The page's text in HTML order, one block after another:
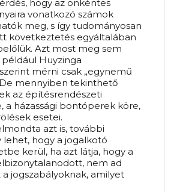
hogy az önkéntes
vonatkozó számok
meg, s így tudományosan
következtetés egyáltalában
Azt most meg sem
Huyzinga
mérni csak „egynemű
mennyiben tekinthető
az építésrendészeti
a házassági bontóperek köre,
esetei.
azt is, további
hogy a jogalkotó
kerül, ha azt látja, hogy a
nem ad
jogszabályoknak, amilyet